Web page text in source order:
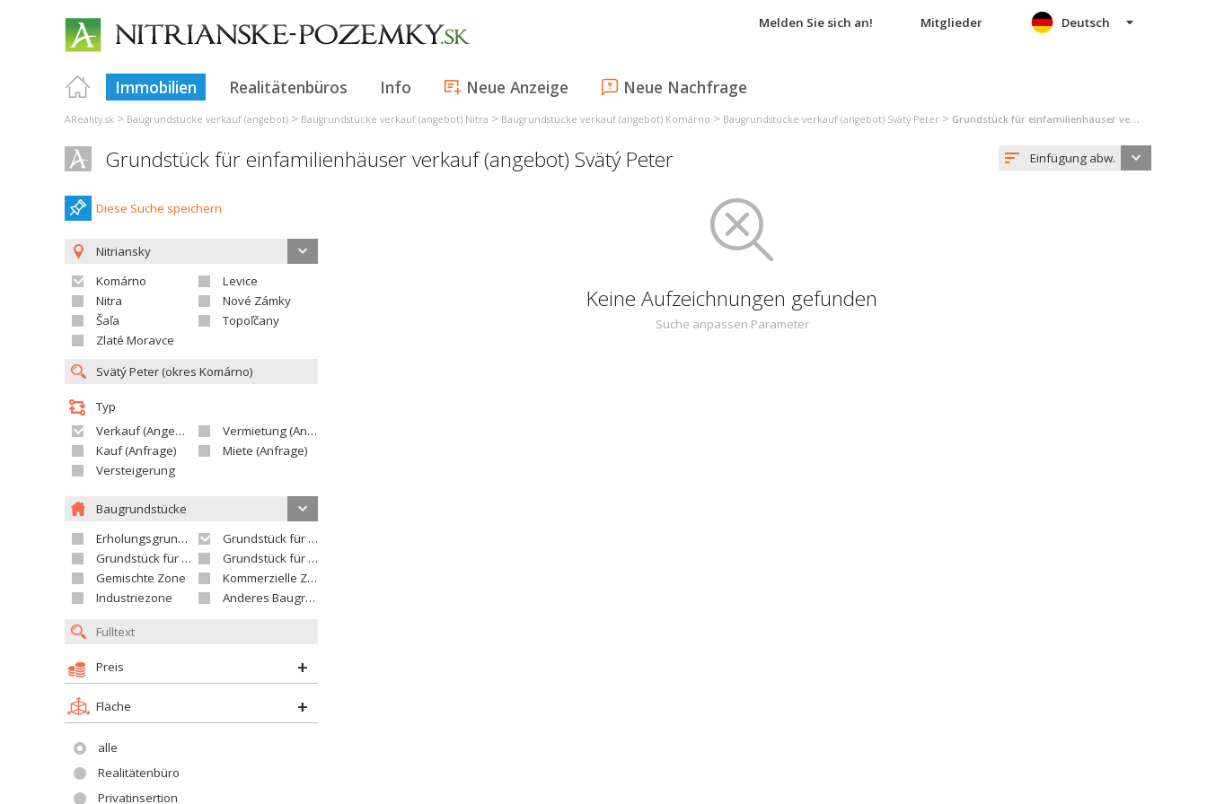
Melden Sie sich an! Mitglieder
Immobilien Realitätenbüros Info Neue Anzeige Neue Nachfrage
Deutsch
AReality.sk > Baugrundstücke verkauf (angebot) > Baugrundstücke verkauf (angebot) Nitra > Baugrundstücke verkauf (angebot) Komárno > Baugrundstücke verkauf (angebot) Svätý Peter > Grundstück für einfamilienhäuser verkauf (angebot) Svätý Peter
Grundstück für einfamilienhäuser verkauf (angebot) Svätý Peter Einfügung abw.
Diese Suche speichern
Nitriansky
Komárno
Levice
Nitra
Nové Zámky
Šaľa
Topoľčany
Zlaté Moravce
Typ
Verkauf (Angebot)
Vermietung (Angebot)
Kauf (Anfrage)
Miete (Anfrage)
Versteigerung
Baugrundstücke
Erholungsgrundstück
Grundstück für Einfamilienhäuser
Grundstück für Wohnhäuser
Grundstück für Versorgungseinrichtungen
Gemischte Zone
Kommerzielle Zone
Industriezone
Anderes Baugrundstück
Preis
Fläche
alle
Realitätenbüro
Privatinsertion
Keine Aufzeichnungen gefunden
Suche anpassen Parameter